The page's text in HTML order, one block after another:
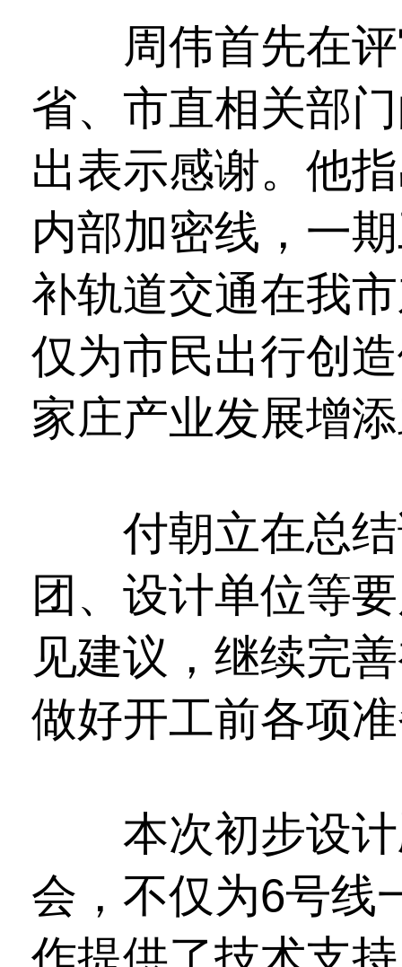
周伟首先在评
省、市直相关部
出表示感谢。他
内部加密线，一
补轨道交通在我
仅为市民出行创
家庄产业发展增
付朝立在总结
团、设计单位等
见建议，继续完
做好开工前各项
本次初步设计
会，不仅为6号线